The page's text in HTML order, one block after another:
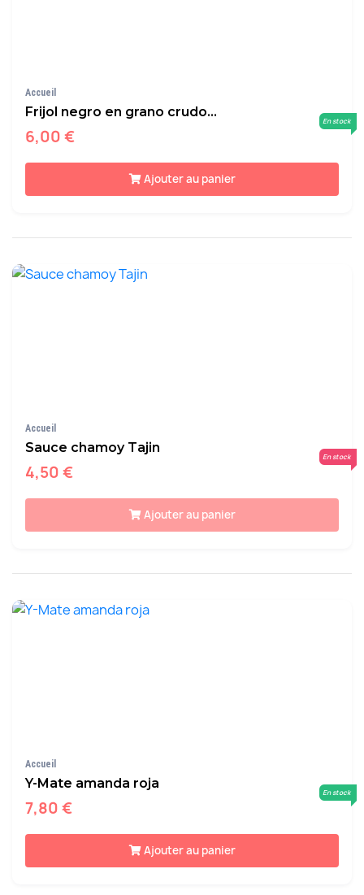
Accueil
Frijol negro en grano crudo...
6,00 €
En stock
Ajouter au panier
Accueil
Sauce chamoy Tajin
4,50 €
En stock
Ajouter au panier
Accueil
Y-Mate amanda roja
7,80 €
En stock
Ajouter au panier